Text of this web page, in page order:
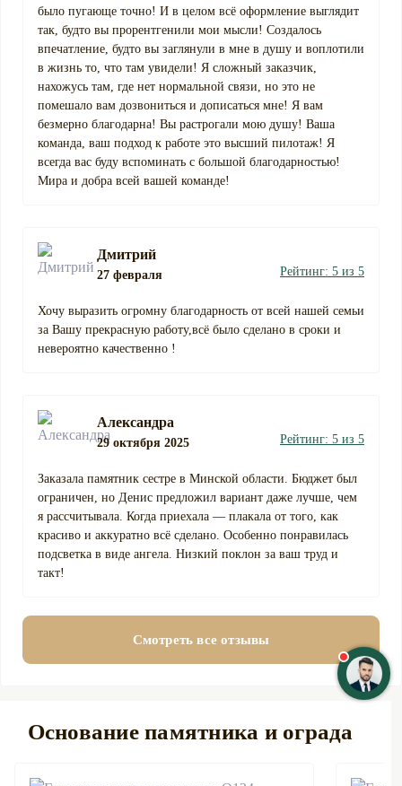
было пугающе точно! И в целом всё оформление выглядит
так, будто вы прорентгенили мои мысли! Создалось
впечатление, будто вы заглянули в мне в душу и воплотили
в жизнь то, что там увидели! Я сложный заказчик,
нахожусь там, где нет нормальной связи, но это не
помешало вам дозвониться и дописаться мне! Я вам
безмерно благодарна! Вы растрогали мою душу! Ваша
команда, ваш подход к работе это высший пилотаж! Я
всегда вас буду вспоминать с большой благодарностью!
Мира и добра всей вашей команде!
Дмитрий
27 февраля Рейтинг: 5 из 5
Хочу выразить огромну благодарность от всей нашей семьи
за Вашу прекрасную работу,всё было сделано в сроки и
невероятно качественно !
Александра
29 октября 2025 Рейтинг: 5 из 5
Заказала памятник сестре в Минской области. Бюджет был
ограничен, но Денис предложил вариант даже лучше, чем
я рассчитывала. Когда приехала — плакала от того, как
красиво и аккуратно всё сделано. Особенно понравилась
подсветка в виде ангела. Низкий поклон за ваш труд и
такт!
Смотреть все отзывы
Основание памятника и ограда